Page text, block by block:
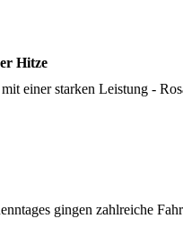
Hitze
einer starken Leistung -
gingen zahlreiche